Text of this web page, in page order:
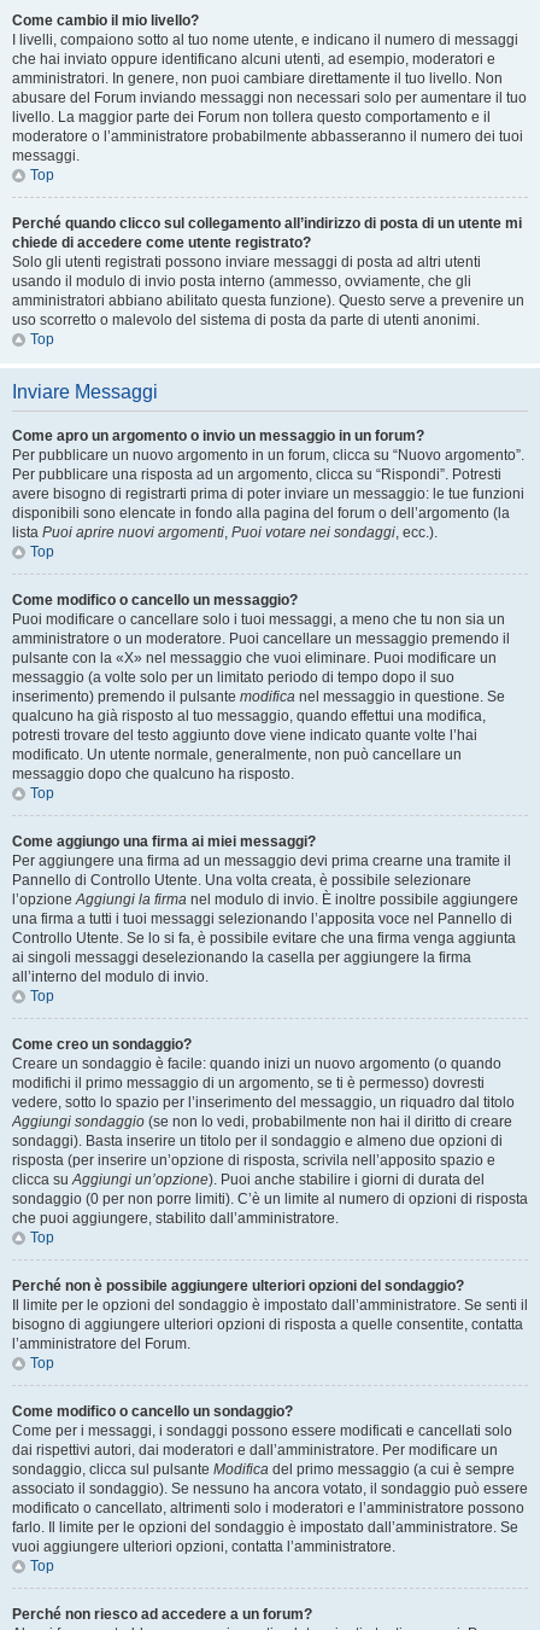
Come cambio il mio livello?
I livelli, compaiono sotto al tuo nome utente, e indicano il numero di messaggi
che hai inviato oppure identificano alcuni utenti, ad esempio, moderatori e
amministratori. In genere, non puoi cambiare direttamente il tuo livello. Non
abusare del Forum inviando messaggi non necessari solo per aumentare il tuo
livello. La maggior parte dei Forum non tollera questo comportamento e il
moderatore o l’amministratore probabilmente abbasseranno il numero dei tuoi
messaggi.
Top
Perché quando clicco sul collegamento all’indirizzo di posta di un utente mi
chiede di accedere come utente registrato?
Solo gli utenti registrati possono inviare messaggi di posta ad altri utenti
usando il modulo di invio posta interno (ammesso, ovviamente, che gli
amministratori abbiano abilitato questa funzione). Questo serve a prevenire un
uso scorretto o malevolo del sistema di posta da parte di utenti anonimi.
Top
Inviare Messaggi
Come apro un argomento o invio un messaggio in un forum?
Per pubblicare un nuovo argomento in un forum, clicca su “Nuovo argomento”.
Per pubblicare una risposta ad un argomento, clicca su “Rispondi”. Potresti
avere bisogno di registrarti prima di poter inviare un messaggio: le tue funzioni
disponibili sono elencate in fondo alla pagina del forum o dell’argomento (la
lista Puoi aprire nuovi argomenti, Puoi votare nei sondaggi, ecc.).
Top
Come modifico o cancello un messaggio?
Puoi modificare o cancellare solo i tuoi messaggi, a meno che tu non sia un
amministratore o un moderatore. Puoi cancellare un messaggio premendo il
pulsante con la «X» nel messaggio che vuoi eliminare. Puoi modificare un
messaggio (a volte solo per un limitato periodo di tempo dopo il suo
inserimento) premendo il pulsante modifica nel messaggio in questione. Se
qualcuno ha già risposto al tuo messaggio, quando effettui una modifica,
potresti trovare del testo aggiunto dove viene indicato quante volte l’hai
modificato. Un utente normale, generalmente, non può cancellare un
messaggio dopo che qualcuno ha risposto.
Top
Come aggiungo una firma ai miei messaggi?
Per aggiungere una firma ad un messaggio devi prima crearne una tramite il
Pannello di Controllo Utente. Una volta creata, è possibile selezionare
l’opzioneAggiungi la firma nel modulo di invio. È inoltre possibile aggiungere
una firma a tutti i tuoi messaggi selezionando l’apposita voce nel Pannello di
Controllo Utente. Se lo si fa, è possibile evitare che una firma venga aggiunta
ai singoli messaggi deselezionando la casella per aggiungere la firma
all’interno del modulo di invio.
Top
Come creo un sondaggio?
Creare un sondaggio è facile: quando inizi un nuovo argomento (o quando
modifichi il primo messaggio di un argomento, se ti è permesso) dovresti
vedere, sotto lo spazio per l’inserimento del messaggio, un riquadro dal titolo
Aggiungi sondaggio (se non lo vedi, probabilmente non hai il diritto di creare
sondaggi). Basta inserire un titolo per il sondaggio e almeno due opzioni di
risposta (per inserire un’opzione di risposta, scrivila nell’apposito spazio e
clicca suAggiungi un’opzione). Puoi anche stabilire i giorni di durata del
sondaggio (0 per non porre limiti). C’è un limite al numero di opzioni di risposta
che puoi aggiungere, stabilito dall’amministratore.
Top
Perché non è possibile aggiungere ulteriori opzioni del sondaggio?
Il limite per le opzioni del sondaggio è impostato dall’amministratore. Se senti il
bisogno di aggiungere ulteriori opzioni di risposta a quelle consentite, contatta
l’amministratore del Forum.
Top
Come modifico o cancello un sondaggio?
Come per i messaggi, i sondaggi possono essere modificati e cancellati solo
dai rispettivi autori, dai moderatori e dall’amministratore. Per modificare un
sondaggio, clicca sul pulsante Modifica del primo messaggio (a cui è sempre
associato il sondaggio). Se nessuno ha ancora votato, il sondaggio può essere
modificato o cancellato, altrimenti solo i moderatori e l’amministratore possono
farlo. Il limite per le opzioni del sondaggio è impostato dall’amministratore. Se
vuoi aggiungere ulteriori opzioni, contatta l’amministratore.
Top
Perché non riesco ad accedere a un forum?